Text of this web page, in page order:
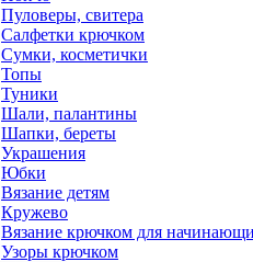
Пуловеры, свитера
Салфетки крючком
Сумки, косметички
Топы
Туники
Шали, палантины
Шапки, береты
Украшения
Юбки
Вязание детям
Кружево
Вязание крючком для
Узоры крючком